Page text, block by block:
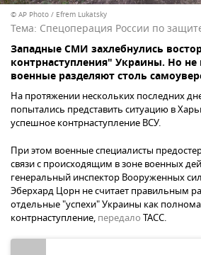
© AP Photo / Efrem Lukatsky
Тема: Спецоперация России по
Западные СМИ захлебнулись
контрнаступления" Украины. Но не
военные разделяют столь
На протяжении нескольких последних
попытались представить ситуацию в
успешное контрнаступление ВСУ.
При этом военные специалисты
связи с происходящим в зоне военных
генеральный инспектор Вооруженных
Эберхард Цорн не считает правильным
отдельные "успехи" Украины как
контрнаступление, передало ТАСС.